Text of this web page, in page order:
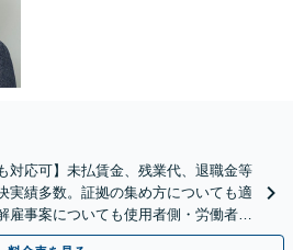
対応可】未払賃金、残業代、退職金等
実績多数。証拠の集め方についても適
雇事案についても使用者側・労働者側
。お気軽にご相談ください。